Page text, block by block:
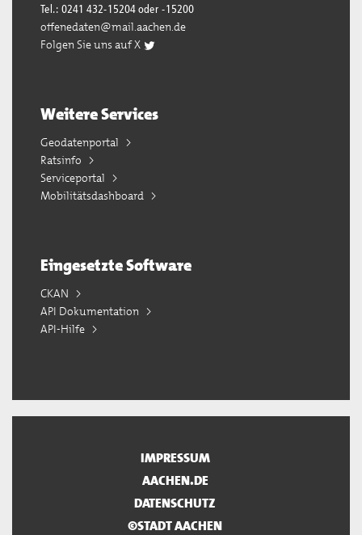
Tel.: 0241 432-15204 oder -15200
offenedaten@mail.aachen.de
Folgen Sie uns auf X
Weitere Services
Geodatenportal
Ratsinfo
Serviceportal
Mobilitätsdashboard
Eingesetzte Software
CKAN
API Dokumentation
API-Hilfe
IMPRESSUM
AACHEN.DE
DATENSCHUTZ
©STADT AACHEN